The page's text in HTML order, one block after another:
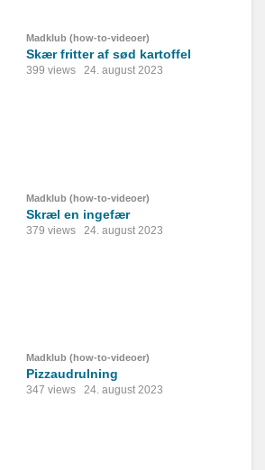
Madklub (how-to-videoer)
Skær fritter af sød kartoffel
399 views 24. august 2023
Madklub (how-to-videoer)
Skræl en ingefær
379 views 24. august 2023
Madklub (how-to-videoer)
Pizzaudrulning
347 views 24. august 2023